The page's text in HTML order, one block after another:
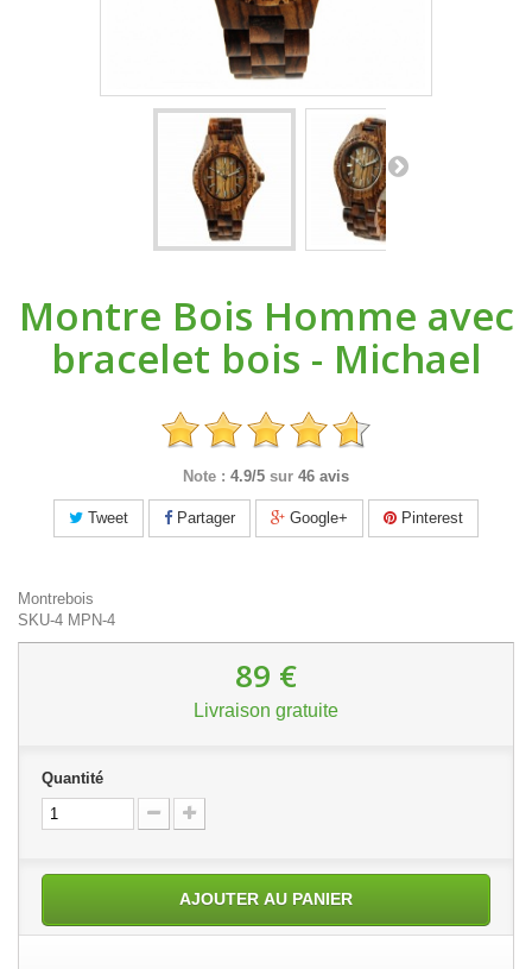
Montre Bois Homme avec
bracelet bois - Michael
Note : 4.9/5 sur 46 avis
Tweet Partager Google+ Pinterest
Montrebois
SKU-4 MPN-4
89 €
Livraison gratuite
Quantité
AJOUTER AU PANIER